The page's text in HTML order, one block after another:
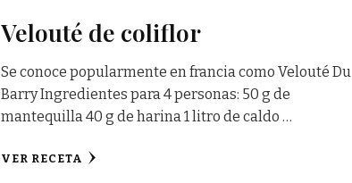
Velouté de coliflor
Se conoce popularmente en francia como Velouté Du
Barry Ingredientes para 4 personas: 50 g de
mantequilla 40 g de harina 1 litro de caldo …
VER RECETA